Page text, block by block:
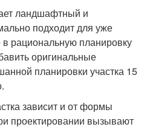
ландшафтный и
подходит для уже
в рациональную планировку
оригинальные
планировки участка 15
зависит и от формы
проектировании вызывают